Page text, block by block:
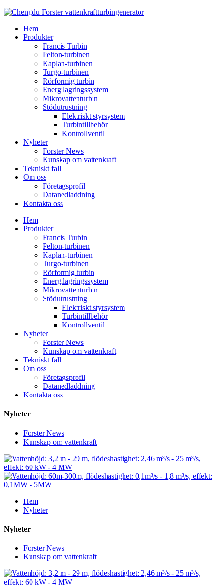
Hem
Produkter
Francis Turbin
Pelton-turbinen
Kaplan-turbinen
Turgo-turbinen
Rörformig turbin
Energilagringssystem
Mikrovattenturbin
Stödutrustning
Elektriskt styrsystem
Turbintillbehör
Kontrollventil
Nyheter
Forster News
Kunskap om vattenkraft
Tekniskt fall
Om oss
Företagsprofil
Datanedladdning
Kontakta oss
Hem
Produkter
Francis Turbin
Pelton-turbinen
Kaplan-turbinen
Turgo-turbinen
Rörformig turbin
Energilagringssystem
Mikrovattenturbin
Stödutrustning
Elektriskt styrsystem
Turbintillbehör
Kontrollventil
Nyheter
Forster News
Kunskap om vattenkraft
Tekniskt fall
Om oss
Företagsprofil
Datanedladdning
Kontakta oss
Nyheter
Forster News
Kunskap om vattenkraft
Hem
Nyheter
Nyheter
Forster News
Kunskap om vattenkraft